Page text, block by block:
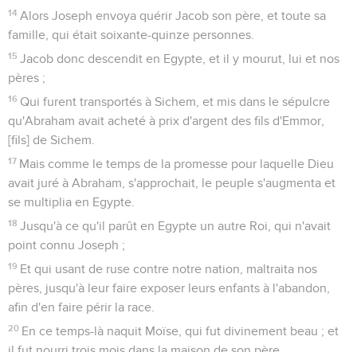
14 Alors Joseph envoya quérir Jacob son père, et toute sa
famille, qui était soixante-quinze personnes.
15 Jacob donc descendit en Egypte, et il y mourut, lui et nos
pères ;
16 Qui furent transportés à Sichem, et mis dans le sépulcre
qu'Abraham avait acheté à prix d'argent des fils d'Emmor,
[fils] de Sichem.
17 Mais comme le temps de la promesse pour laquelle Dieu
avait juré à Abraham, s'approchait, le peuple s'augmenta et
se multiplia en Egypte.
18 Jusqu'à ce qu'il parût en Egypte un autre Roi, qui n'avait
point connu Joseph ;
19 Et qui usant de ruse contre notre nation, maltraita nos
pères, jusqu'à leur faire exposer leurs enfants à l'abandon,
afin d'en faire périr la race.
20 En ce temps-là naquit Moïse, qui fut divinement beau ; et